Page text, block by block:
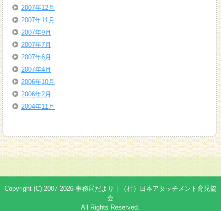
2007年12月
2007年11月
2007年9月
2007年7月
2007年6月
2007年4月
2006年10月
2006年2月
2004年11月
Copyright (C) 2007-2026 事務局だより｜（社）日本アタッチメント育児協
会
All Rights Reserved.